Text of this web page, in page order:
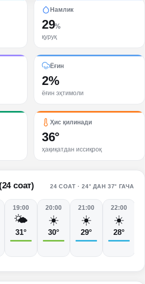
Намлик
29%
қуруқ
Ёғин
2%
ёғин эҳтимоли
Ҳис қилинади
36°
ҳақиқатдан иссиқроқ
соат) 24 СОАТ ·24° ДАН 37° ГАЧА
19:00
🌤️
31°
20:00
☀️
30°
21:00
☀️
29°
22:00
☀️
28°